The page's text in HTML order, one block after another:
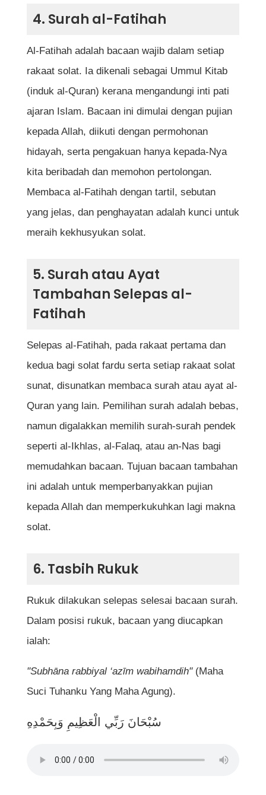
4. Surah al-Fatihah
Al-Fatihah adalah bacaan wajib dalam setiap
rakaat solat. Ia dikenali sebagai Ummul Kitab
(induk al-Quran) kerana mengandungi inti pati
ajaran Islam. Bacaan ini dimulai dengan pujian
kepada Allah, diikuti dengan permohonan
hidayah, serta pengakuan hanya kepada-Nya
kita beribadah dan memohon pertolongan.
Membaca al-Fatihah dengan tartil, sebutan
yang jelas, dan penghayatan adalah kunci untuk
meraih kekhusyukan solat.
5. Surah atau Ayat
Tambahan Selepas al-
Fatihah
Selepas al-Fatihah, pada rakaat pertama dan
kedua bagi solat fardu serta setiap rakaat solat
sunat, disunatkan membaca surah atau ayat al-
Quran yang lain. Pemilihan surah adalah bebas,
namun digalakkan memilih surah-surah pendek
seperti al-Ikhlas, al-Falaq, atau an-Nas bagi
memudahkan bacaan. Tujuan bacaan tambahan
ini adalah untuk memperbanyakkan pujian
kepada Allah dan memperkukuhkan lagi makna
solat.
6. Tasbih Rukuk
Rukuk dilakukan selepas selesai bacaan surah.
Dalam posisi rukuk, bacaan yang diucapkan
ialah:
"Subhāna rabbiyal ‘azīm wabihamdih"(Maha
Suci Tuhanku Yang Maha Agung).
سُبْحَانَ رَبِّي الْعَظِيمِ وَبِحَمْدِهِ